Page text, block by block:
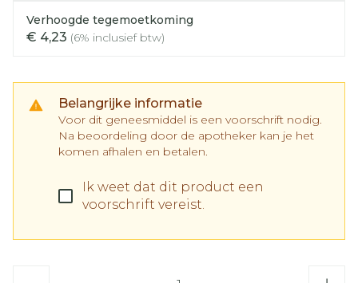
Verhoogde tegemoetkoming
€ 4,23 (6% inclusief btw)
Belangrijke informatie
Voor dit geneesmiddel is een voorschrift nodig.
Na beoordeling door de apotheker kan je het
komen afhalen en betalen.
Ik weet dat dit product een
voorschrift vereist.